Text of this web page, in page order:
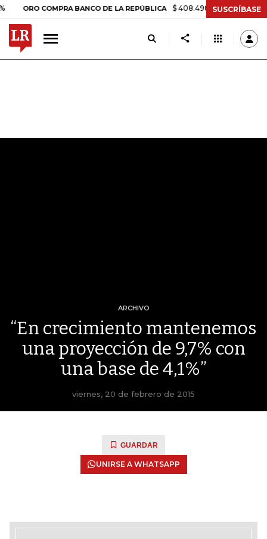
ORO COMPRA BANCO DE LA REPÚBLICA $ 408.498,97 +$ 8.753,81
SUSCRÍBASE
ARCHIVO
“En crecimiento mantenemos
una proyección de 9,7% con
una base de 4,1%”
viernes, 20 de febrero de 2015
GUARDAR
UNIRSE A WHATSAPP